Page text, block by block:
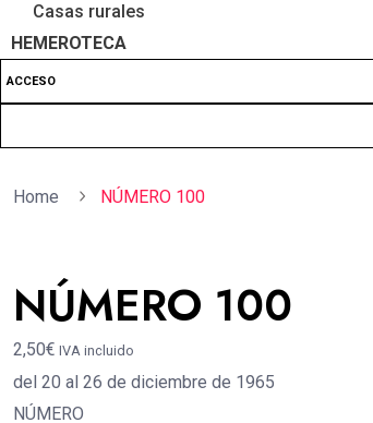
Casas rurales
HEMEROTECA
ACCESO
Home NÚMERO 100
NÚMERO 100
2,50€ IVA incluido
del 20 al 26 de diciembre de 1965
NÚMERO